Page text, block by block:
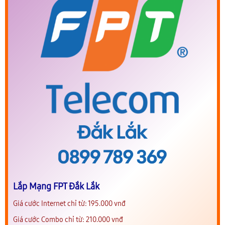
Lắp Mạng FPT Đắk Lắk
Giá cước Internet chỉ từ: 195.000 vnđ
Giá cước Combo chỉ từ: 210.000 vnđ